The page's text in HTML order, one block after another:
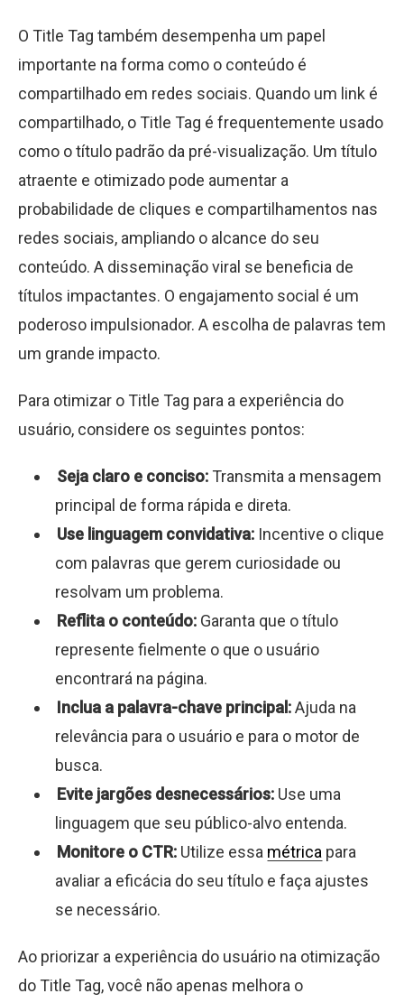
O Title Tag também desempenha um papel
importante na forma como o conteúdo é
compartilhado em redes sociais. Quando um link é
compartilhado, o Title Tag é frequentemente usado
como o título padrão da pré-visualização. Um título
atraente e otimizado pode aumentar a
probabilidade de cliques e compartilhamentos nas
redes sociais, ampliando o alcance do seu
conteúdo. A disseminação viral se beneficia de
títulos impactantes. O engajamento social é um
poderoso impulsionador. A escolha de palavras tem
um grande impacto.
Para otimizar o Title Tag para a experiência do
usuário, considere os seguintes pontos:
Seja claro e conciso: Transmita a mensagem
principal de forma rápida e direta.
Use linguagem convidativa: Incentive o clique
com palavras que gerem curiosidade ou
resolvam um problema.
Reflita o conteúdo: Garanta que o título
represente fielmente o que o usuário
encontrará na página.
Inclua a palavra-chave principal:Ajuda na
relevância para o usuário e para o motor de
busca.
Evite jargões desnecessários: Use uma
linguagem que seu público-alvo entenda.
Monitore o CTR: Utilize essa métrica para
avaliar a eficácia do seu título e faça ajustes
se necessário.
Ao priorizar a experiência do usuário na otimização
do Title Tag, você não apenas melhora o